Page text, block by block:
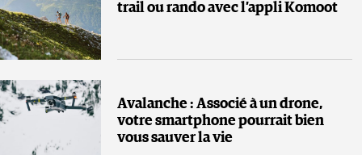
trail ou rando avec l’appli Komoot
Avalanche : Associé à un drone,
votre smartphone pourrait bien
vous sauver la vie